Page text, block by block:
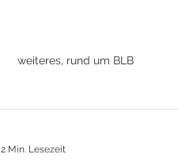
weiteres, rund um BLB
2 Min. Lesezeit